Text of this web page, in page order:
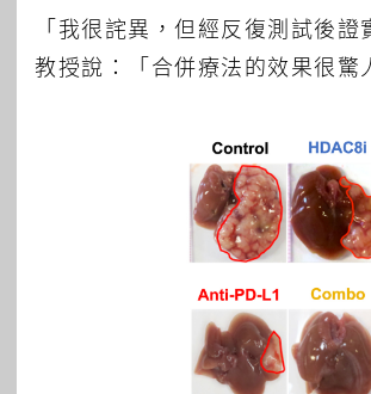
「我很詫異，但經反復測試後證
教授說：「合併療法的效果很驚